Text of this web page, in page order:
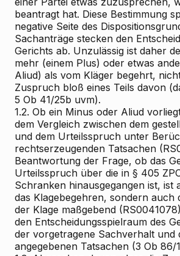
beantragt hat. Diese Bestimmung
negative Seite des
Sachanträge stecken den
Gerichts ab. Unzulässig ist daher
mehr (einem Plus) oder etwas
Aliud) als vom Kläger begehrt,
Zuspruch bloß eines Teils davon
5 Ob 41/25b uvm).
1.2. Ob ein Minus oder Aliud
dem Vergleich zwischen dem
und dem Urteilsspruch unter
rechtserzeugenden Tatsachen
Beantwortung der Frage, ob das
Urteilsspruch über die in § 405
Schranken hinausgegangen ist, ist
das Klagebegehren, sondern auch
der Klage maßgebend
den Entscheidungsspielraum des
der vorgetragene Sachverhalt und
angegebenen Tatsachen (3 Ob 86/